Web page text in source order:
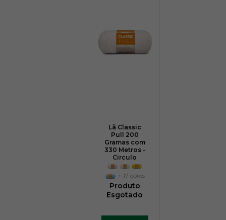
Lã Classic
Pull 200
Gramas com
330 Metros -
Circulo
+ 17 cores
Produto
Esgotado